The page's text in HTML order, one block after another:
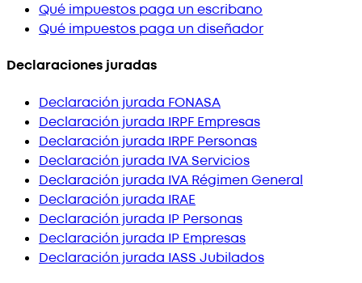
Qué impuestos paga un escribano
Qué impuestos paga un diseñador
Declaraciones juradas
Declaración jurada FONASA
Declaración jurada IRPF Empresas
Declaración jurada IRPF Personas
Declaración jurada IVA Servicios
Declaración jurada IVA Régimen General
Declaración jurada IRAE
Declaración jurada IP Personas
Declaración jurada IP Empresas
Declaración jurada IASS Jubilados